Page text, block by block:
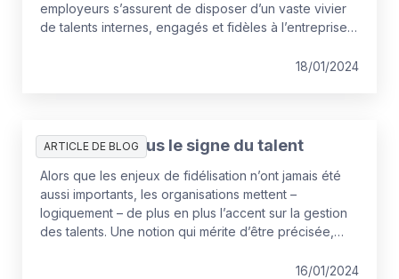
employeurs s’assurent de disposer d’un vaste vivier
de talents internes, engagés et fidèles à l’entreprise.
de leur politique RH, avec la mobilisation de tous ses
18/01/2024
ARTICLE DE BLOG
Une année sous le signe du talent
Alors que les enjeux de fidélisation n’ont jamais été
aussi importants, les organisations mettent –
logiquement – de plus en plus l’accent sur la gestion
des talents. Une notion qui mérite d’être précisée,
16/01/2024